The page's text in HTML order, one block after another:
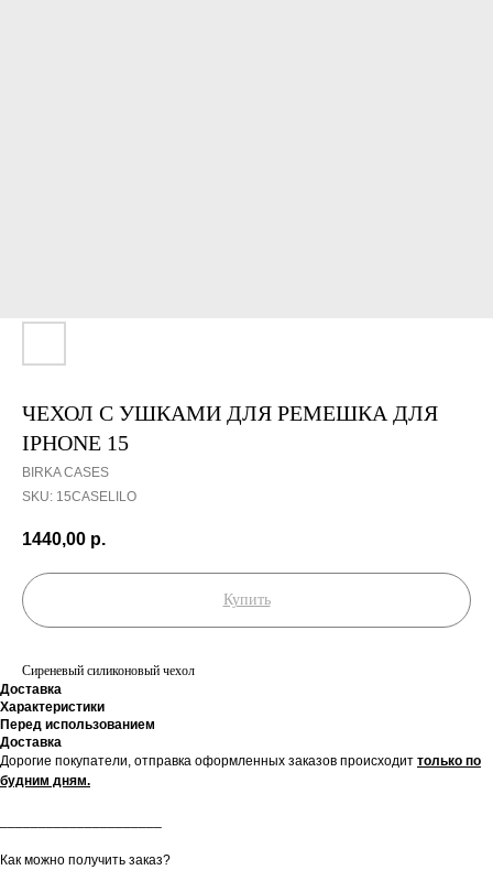
ЧЕХОЛ С УШКАМИ ДЛЯ РЕМЕШКА ДЛЯ
IPHONE 15
BIRKA CASES
SKU: 15CASELILO
1440,00 р.
Купить
Сиреневый силиконовый чехол
Доставка
Характеристики
Перед использованием
Доставка
Дорогие покупатели, отправка оформленных заказов происходит только по
будним дням.
Как можно получить заказ?